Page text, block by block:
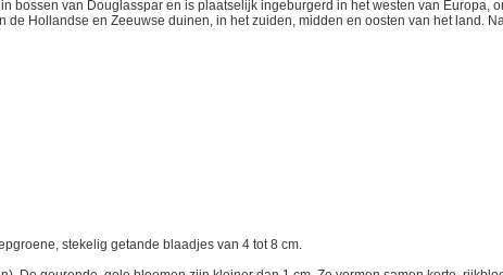
bossen van Douglasspar en is plaatselijk ingeburgerd in het westen van Europa,
Hollandse en Zeeuwse duinen, in het zuiden, midden en oosten van het land.
stekelig getande blaadjes van 4 tot 8 cm.